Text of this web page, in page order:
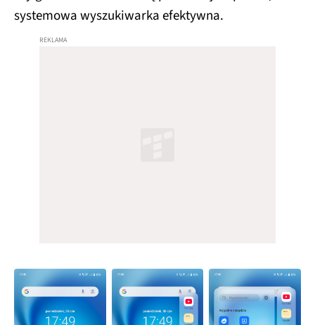
systemowa wyszukiwarka efektywna.